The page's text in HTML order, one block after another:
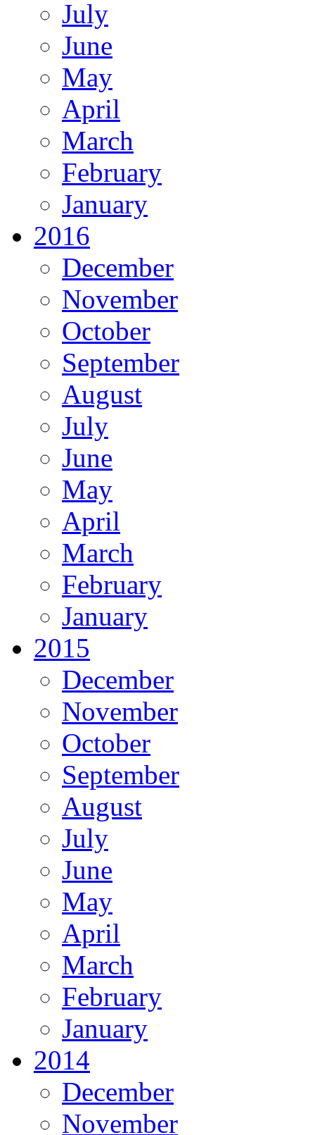
July
June
May
April
March
February
January
2016
December
November
October
September
August
July
June
May
April
March
February
January
2015
December
November
October
September
August
July
June
May
April
March
February
January
2014
December
November